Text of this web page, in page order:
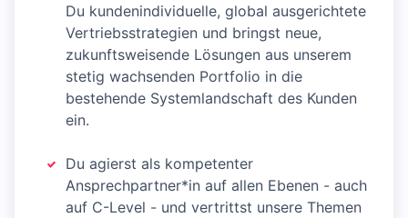
Du kundenindividuelle, global ausgerichtete
Vertriebsstrategien und bringst neue,
zukunftsweisende Lösungen aus unserem
stetig wachsenden Portfolio in die
bestehende Systemlandschaft des Kunden
ein.
Du agierst als kompetenter
Ansprechpartner*in auf allen Ebenen - auch
auf C-Level - und vertrittst unsere Themen